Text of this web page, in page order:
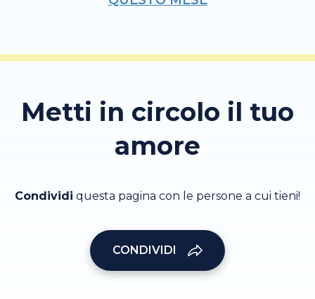
Metti in circolo il tuo
amore
Condividi questa pagina con le persone a cui tieni!
CONDIVIDI